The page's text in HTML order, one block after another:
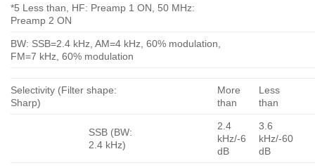
*5 Less than, HF: Preamp 1 ON, 50 MHz:
Preamp 2 ON
BW: SSB=2.4 kHz, AM=4 kHz, 60% modulation,
FM=7 kHz, 60% modulation
Selectivity (Filter shape:
Sharp)
More
than
Less
than
SSB (BW:
2.4 kHz)
2.4
kHz/-6
dB
3.6
kHz/-60
dB